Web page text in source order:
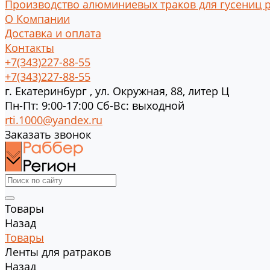
Производство алюминиевых траков для гусениц
О Компании
Доставка и оплата
Контакты
+7(343)227-88-55
+7(343)227-88-55
г. Екатеринбург , ул. Окружная, 88, литер Ц
Пн-Пт: 9:00-17:00 Cб-Вс: выходной
rti.1000@yandex.ru
Заказать звонок
Товары
Назад
Товары
Ленты для ратраков
Назад